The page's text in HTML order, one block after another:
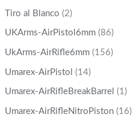
Tiro al Blanco (2)
UKArms-AirPistol6mm (86)
UkArms-AirRifle6mm (156)
Umarex-AirPistol (14)
Umarex-AirRifleBreakBarrel (1)
Umarex-AirRifleNitroPiston (16)